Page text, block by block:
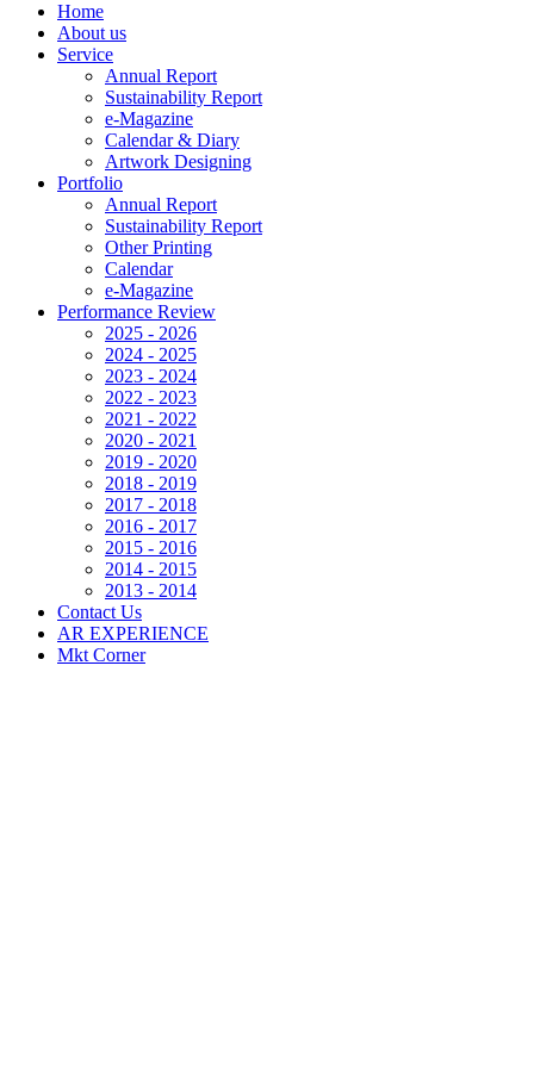
Home
About us
Service
Annual Report
Sustainability Report
e-Magazine
Calendar & Diary
Artwork Designing
Portfolio
Annual Report
Sustainability Report
Other Printing
Calendar
e-Magazine
Performance Review
2025 - 2026
2024 - 2025
2023 - 2024
2022 - 2023
2021 - 2022
2020 - 2021
2019 - 2020
2018 - 2019
2017 - 2018
2016 - 2017
2015 - 2016
2014 - 2015
2013 - 2014
Contact Us
AR EXPERIENCE
Mkt Corner